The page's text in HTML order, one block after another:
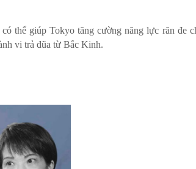
thể giúp Tokyo tăng cường năng lực răn đe
vi trả đũa từ Bắc Kinh.